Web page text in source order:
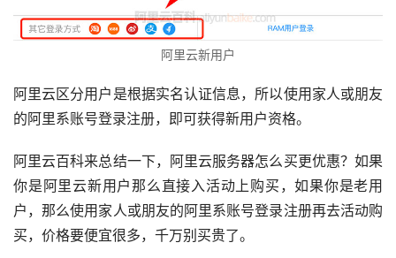
阿里云新用户
阿里云区分用户是根据实名认证信息，所以使用家人或朋友
的阿里系账号登录注册，即可获得新用户资格。
阿里云百科来总结一下，阿里云服务器怎么买更优惠？如果
你是阿里云新用户那么直接入活动上购买，如果你是老用
户，那么使用家人或朋友的阿里系账号登录注册再去活动购
买，价格要便宜很多，千万别买贵了。